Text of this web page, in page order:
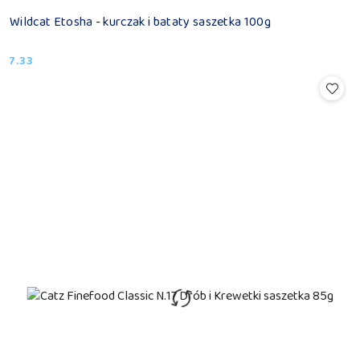
Wildcat Etosha - kurczak i bataty saszetka 100g
Cena:
7.33